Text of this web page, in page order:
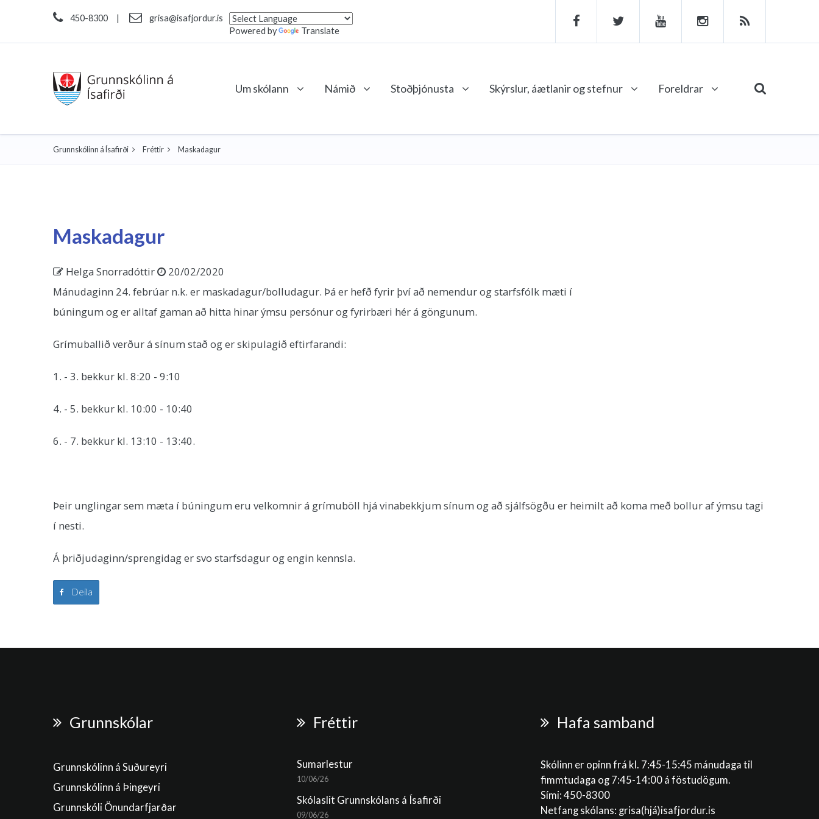
450-8300 |
grisa@isafjordur.is
Powered by
Translate
Um skólann Námið Stoðþjónusta Skýrslur, áætlanir og stefnur Foreldrar
Grunnskólinn á Ísafirði Fréttir Maskadagur
Maskadagur
Helga Snorradóttir
20/02/2020
Mánudaginn 24. febrúar n.k. er maskadagur/bolludagur. Þá er hefð fyrir því að nemendur og starfsfólk mæti í
búningum og er alltaf gaman að hitta hinar ýmsu persónur og fyrirbæri hér á göngunum.
Grímuballið verður á sínum stað og er skipulagið eftirfarandi:
1. - 3. bekkur kl. 8:20 - 9:10
4. - 5. bekkur kl. 10:00 - 10:40
6. - 7. bekkur kl. 13:10 - 13:40.
Þeir unglingar sem mæta í búningum eru velkomnir á grímuböll hjá vinabekkjum sínum og að sjálfsögðu er heimilt að koma með bollur af ýmsu tagi
í nesti.
Á þriðjudaginn/sprengidag er svo starfsdagur og engin kennsla.
Deila
Grunnskólar
Grunnskólinn á Suðureyri
Grunnskólinn á Þingeyri
Grunnskóli Önundarfjarðar
Fréttir
Sumarlestur
10/06/26
Skólaslit Grunnskólans á Ísafirði
09/06/26
Hafa samband
Skólinn er opinn frá kl. 7:45-15:45 mánudaga til
fimmtudaga og 7:45-14:00 á föstudögum.
Sími: 450-8300
Netfang skólans: grisa(hjá)isafjordur.is